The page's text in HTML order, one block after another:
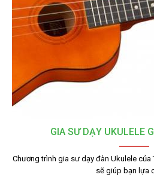
GIA SƯ DẠY UKULELE
Chương trình gia sư dạy đàn Ukulele của
sẽ giúp bạn lựa